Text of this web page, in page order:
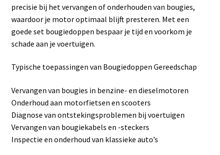
Contact
Klantenservice
Over Ons
Overzicht
precisie bij het vervangen of onderhouden van bougies,
waardoor je motor optimaal blijft presteren. Met een
goede set bougiedoppen bespaar je tijd en voorkom je
schade aan je voertuigen.
Typische toepassingen van Bougiedoppen Gereedschap
Vervangen van bougies in benzine- en dieselmotoren
Onderhoud aan motorfietsen en scooters
Diagnose van ontstekingsproblemen bij voertuigen
Vervangen van bougiekabels en -steckers
Inspectie en onderhoud van klassieke auto’s